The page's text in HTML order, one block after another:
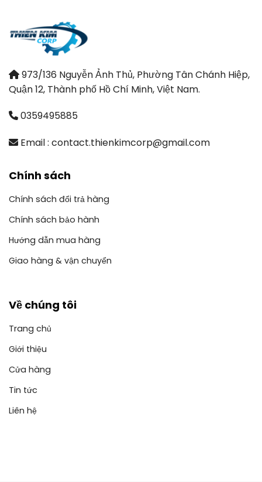
973/136 Nguyễn Ảnh Thủ, Phường Tân Chánh Hiệp,
Quận 12, Thành phố Hồ Chí Minh, Việt Nam.
0359495885
Email : contact.thienkimcorp@gmail.com
Chính sách
Chính sách đổi trả hàng
Chính sách bảo hành
Hướng dẫn mua hàng
Giao hàng & vận chuyển
Về chúng tôi
Trang chủ
Giới thiệu
Cửa hàng
Tin tức
Liên hệ